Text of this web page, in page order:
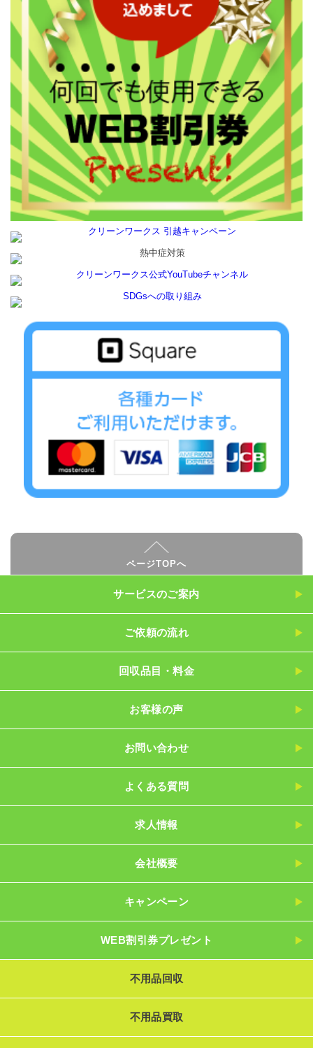
ページTOPへ
サービスのご案内
ご依頼の流れ
回収品目・料金
お客様の声
お問い合わせ
よくある質問
求人情報
会社概要
キャンペーン
WEB割引券プレゼント
不用品回収
不用品買取